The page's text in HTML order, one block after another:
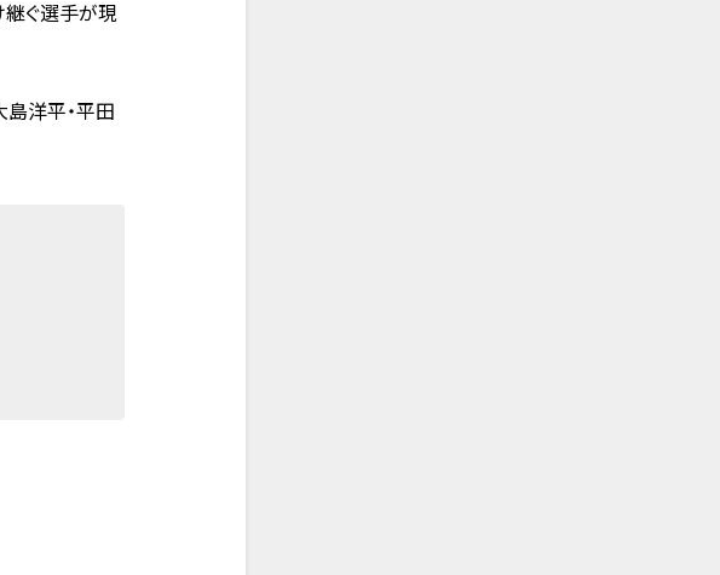
継ぐ選手が現
洋平・平田